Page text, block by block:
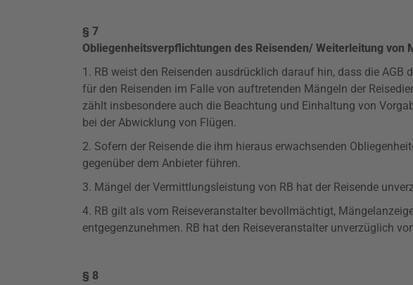
§ 7
Obliegenheitsverpflichtungen des Reisenden/ Weiterleitung von
1. RB weist den Reisenden ausdrücklich darauf hin, dass die
für den Reisenden im Falle von auftretenden Mängeln der
zählt insbesondere auch die Beachtung und Einhaltung von
bei der Abwicklung von Flügen.
2. Sofern der Reisende die ihm hieraus erwachsenden
gegenüber dem Anbieter führen.
3. Mängel der Vermittlungsleistung von RB hat der Reisende
4. RB gilt als vom Reiseveranstalter bevollmächtigt,
entgegenzunehmen. RB hat den Reiseveranstalter unverzüglich
§ 8